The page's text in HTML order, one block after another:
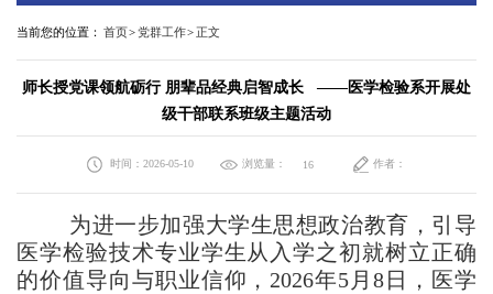
当前您的位置： 首页>党群工作> 正文
师长授党课领航砺行 朋辈品经典启智成长 ——医学检验系开展处
级干部联系班级主题活动
时间：2026-05-10 浏览量： 16 作者：
为进一步加强大学生思想政治教育，引导
医学检验技术专业学生从入学之初就树立正确
的价值导向与职业信仰，2026年5月8日，医学